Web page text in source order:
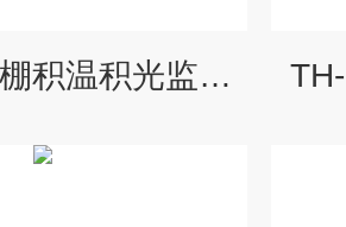
TH-JWG大棚积温积光监测仪